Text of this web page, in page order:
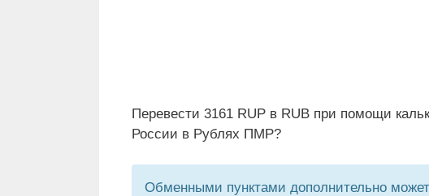
Перевести 3161 RUP в RUB при помощи
России в Рублях ПМР?
Обменными пунктами дополнительно